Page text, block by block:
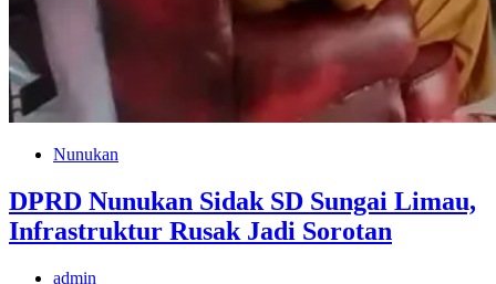
Nunukan
DPRD Nunukan Sidak SD Sungai Limau,
Infrastruktur Rusak Jadi Sorotan
admin